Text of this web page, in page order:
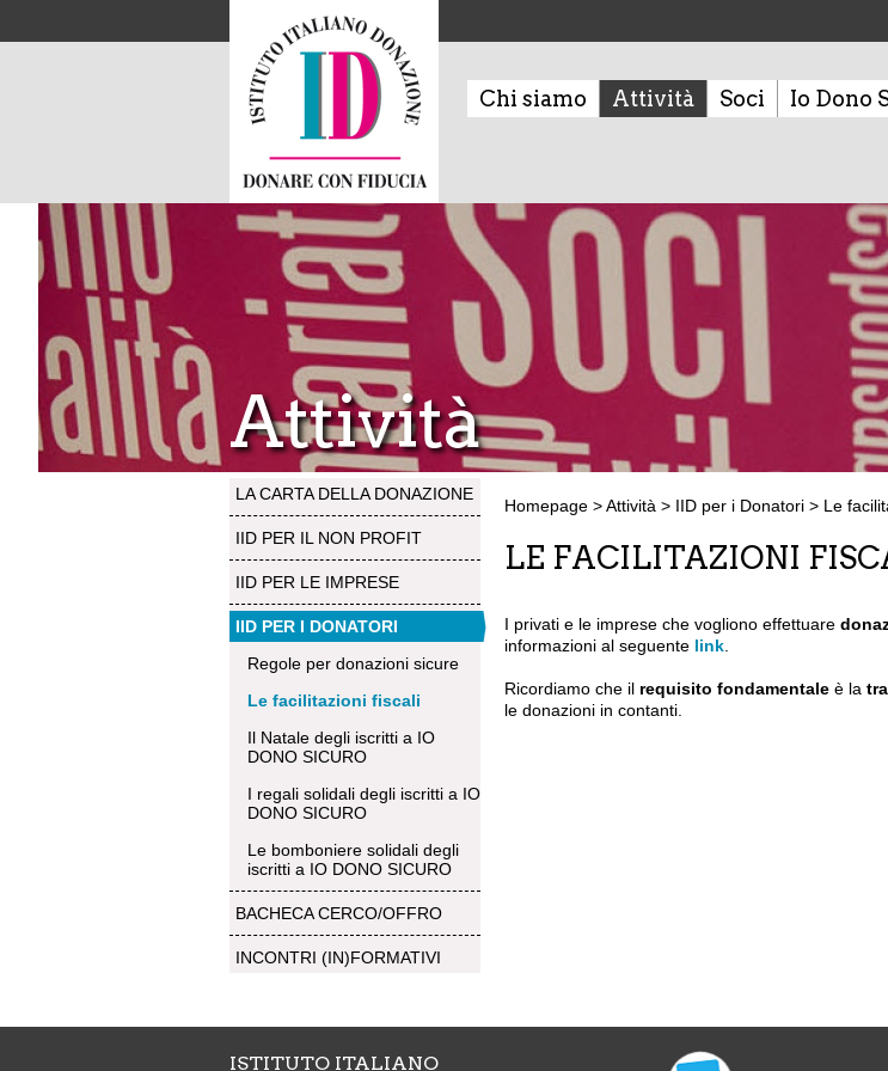
Chi siamo Attività Soci Io Dono
Attività
LA CARTA DELLA DONAZIONE
IID PER IL NON PROFIT
IID PER LE IMPRESE
IID PER I DONATORI
Regole per donazioni sicure
Le facilitazioni fiscali
Il Natale degli iscritti a IO
DONO SICURO
I regali solidali degli iscritti a IO
DONO SICURO
Le bomboniere solidali degli
iscritti a IO DONO SICURO
BACHECA CERCO/OFFRO
INCONTRI (IN)FORMATIVI
Homepage >Attività > IID per i Donatori > Le
LE FACILITAZIONI
I privati e le imprese che vogliono effettuare
informazioni al seguente link
Ricordiamo che il requisito fondamentale è la
le donazioni in contanti.
ISTITUTO ITALIANO